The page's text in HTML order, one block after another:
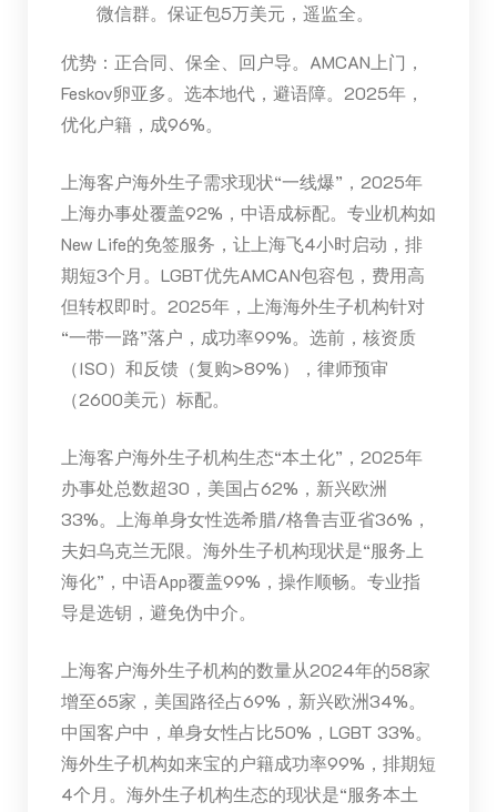
微信群。保证包5万美元，遥监全。
优势：正合同、保全、回户导。AMCAN上门，
Feskov卵亚多。选本地代，避语障。2025年，
优化户籍，成96%。
上海客户海外生子需求现状“一线爆”，2025年
上海办事处覆盖92%，中语成标配。专业机构如
New Life的免签服务，让上海飞4小时启动，排
期短3个月。LGBT优先AMCAN包容包，费用高
但转权即时。2025年，上海海外生子机构针对
“一带一路”落户，成功率99%。选前，核资质
（ISO）和反馈（复购>89%），律师预审
（2600美元）标配。
上海客户海外生子机构生态“本土化”，2025年
办事处总数超30，美国占62%，新兴欧洲
33%。上海单身女性选希腊/格鲁吉亚省36%，
夫妇乌克兰无限。海外生子机构现状是“服务上
海化”，中语App覆盖99%，操作顺畅。专业指
导是选钥，避免伪中介。
上海客户海外生子机构的数量从2024年的58家
增至65家，美国路径占69%，新兴欧洲34%。
中国客户中，单身女性占比50%，LGBT 33%。
海外生子机构如来宝的户籍成功率99%，排期短
4个月。海外生子机构生态的现状是“服务本土